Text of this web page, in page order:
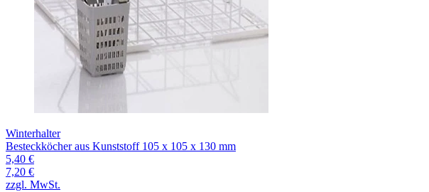
Winterhalter
Besteckköcher aus Kunststoff 105 x 105 x 130 mm
5,40 €
7,20 €
zzgl. MwSt.